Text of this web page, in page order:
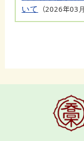
いて
2026年03